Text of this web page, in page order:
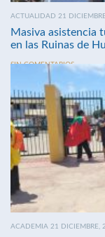
ACTUALIDAD 21
Masiva asistencia
en las Ruinas de
SIN COMENTARIOS
ACADEMIA 21 DICIEMBRE,